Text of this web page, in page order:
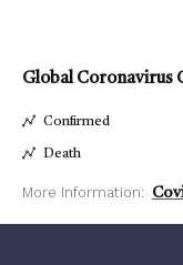
Global Coronavirus
Confirmed
Death
More Information: